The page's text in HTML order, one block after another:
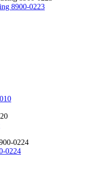
8900-0223
0224